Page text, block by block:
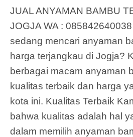
JUAL ANYAMAN BAMBU
JOGJA WA :
sedang mencari anyaman
harga terjangkau di Jogja?
berbagai macam anyaman
kualitas terbaik dan harga
kota ini. Kualitas Terbaik
bahwa kualitas adalah hal
dalam memilih anyaman